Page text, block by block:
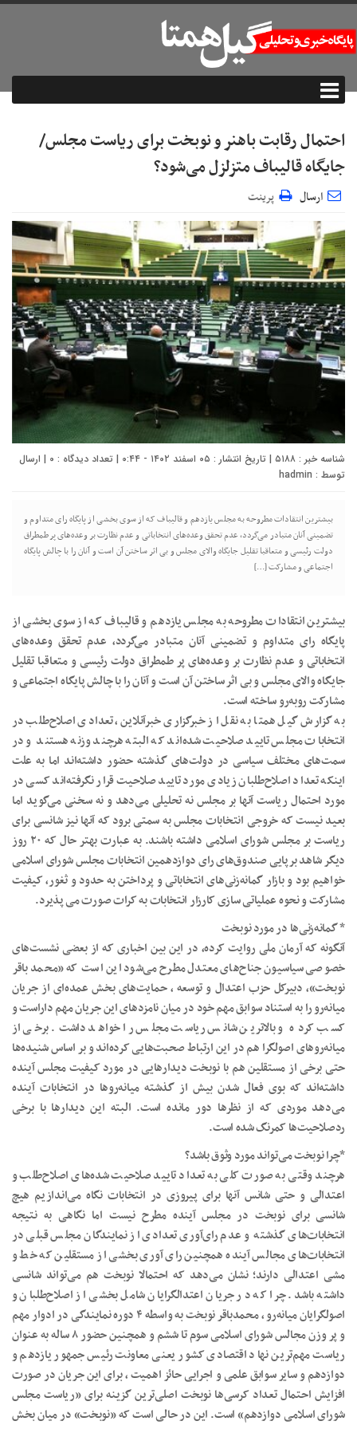
احتمال رقابت باهنر و نوبخت برای ریاست مجلس/
جایگاه قالیباف متزلزل می‌شود؟
ارسال پرینت
شناسه خبر : ۵۱۸۸ | تاریخ انتشار : ۰۵ اسفند ۱۴۰۲ - ۰:۴۴ | تعداد دیدگاه : ۰ | ارسال
توسط : hadmin
بیشترین انتقادات مطروحه به مجلس یازدهم و قالیباف که از سوی بخشی از پایگاه رای متداوم و
تضمینی آنان متبادر می‌گردد، عدم تحقق وعده‌های انتخاباتی و عدم نظارت بر وعده‌های پر طمطراق
دولت رئیسی و متعاقبا تقلیل جایگاه والای مجلس و بی اثر ساختن آن است و آنان را با چالش پایگاه
اجتماعی و مشارکت […]
بیشترین انتقادات مطروحه به مجلس یازدهم و قالیباف که از سوی بخشی از
پایگاه رای متداوم و تضمینی آنان متبادر می‌گردد، عدم تحقق وعده‌های
انتخاباتی و عدم نظارت بر وعده‌های پر طمطراق دولت رئیسی و متعاقبا تقلیل
جایگاه والای مجلس و بی اثر ساختن آن است و آنان را با چالش پایگاه اجتماعی و
مشارکت روبه‌رو ساخته است.
به گزارش گیل همتا به نقل از خبرگزاری خبرآنلاین، تعدادی اصلاح‌طلب در
انتخابات مجلس تایید صلاحیت شده‌اند که البته هرچند وزنه هستند و در
سمت‌های مختلف سیاسی در دولت‌های گذشته حضور داشته‌اند اما به علت
اینکه تعداد اصلاح‌طلبان زیادی مورد تایید صلاحیت قرار نگرفته‌اند کسی در
مورد احتمال ریاست آنها بر مجلس نه تحلیلی می‌دهد و نه سخنی می‌گوید اما
بعید نیست که خروجی انتخابات مجلس به سمتی برود که آنها نیز شانسی برای
ریاست بر مجلس شورای اسلامی داشته باشند. به عبارت بهتر حال که ۲۰ روز
دیگر شاهد برپایی صندوق‌های رای دوازدهمین انتخابات مجلس شورای اسلامی
خواهیم بود و بازار گمانه‌زنی‌های انتخاباتی و پرداختن به حدود و ثغور، کیفیت
مشارکت و نحوه عملیاتی سازی کارزار انتخابات به کرات صورت می پذیرد.
* گمانه‌زنی‌ها در مورد نوبخت
آنگونه که آرمان ملی روایت کرده، در این بین اخباری که از بعضی نشست‌های
خصوصی سیاسیون جناح‌های معتدل مطرح می‌شود این است که «محمد باقر
نوبخت»، دبیرکل حزب اعتدال و توسعه ، حمایت‌های بخش عمده‌ای از جریان
میانه‌رو را به استناد سوابق مهم خود در میان نامزدهای این جریان مهم داراست و
کسب کرده و بالاترین شانس ریاست مجلس را خواهد داشت. برخی از
میانه‌روهای اصولگرا هم در این ارتباط صحبت‌هایی کرده‌اند و بر اساس شنیده‌ها
حتی برخی از مستقلین هم با نوبخت دیدارهایی در مورد کیفیت مجلس آینده
داشته‌اند که بوی فعال شدن بیش از گذشته میانه‌روها در انتخابات آینده
می‌دهد موردی که از نظرها دور مانده است. البته این دیدارها با برخی
ردصلاحیت‌ها کمرنگ شده است.
*چرا نوبخت می‌تواند مورد وثوق باشد؟
هرچند وقتی به صورت کلی به تعداد تایید صلاحیت شده‌های اصلاح‌طلب و
اعتدالی و حتی شانس آنها برای پیروزی در انتخابات نگاه می‌اندازیم هیچ
شانسی برای نوبخت در مجلس آینده مطرح نیست اما نگاهی به نتیجه
انتخابات‌های گذشته و عدم رای‌آوری تعدادی از نمایندگان مجلس قبلی در
انتخابات‌های مجالس آینده همچنین رای آوری بخشی از مستقلین که خط و
مشی اعتدالی دارند؛ نشان می‌دهد که احتمالا نوبخت هم می‌تواند شانسی
داشته باشد. چرا که در جریان اعتدالگرایان شامل بخشی از اصلاح‌طلبان و
اصولگرایان میانه‌رو ، محمدباقر نوبخت به واسطه ۴ دوره نمایندگی در ادوار مهم
و پر وزن مجالس شورای اسلامی سوم تا ششم و همچنین حضور ۸ ساله به عنوان
ریاست مهم‌ترین نهاد اقتصادی کشور یعنی معاونت رئیس جمهور یازدهم و
دوازدهم و سایر سوابق علمی و اجرایی حائز اهمیت ، برای این جریان در صورت
افزایش احتمال تعداد کرسی‌ها نوبخت اصلی‌ترین گزینه برای «ریاست مجلس
شورای اسلامی دوازدهم» است. این در حالی است که «نوبخت» در میان بخش